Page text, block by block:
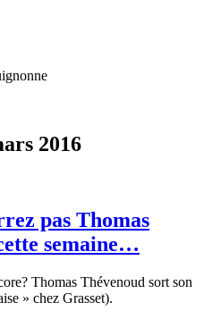
2016
pas Thomas
semaine…
Thomas Thévenoud sort son
» chez Grasset).